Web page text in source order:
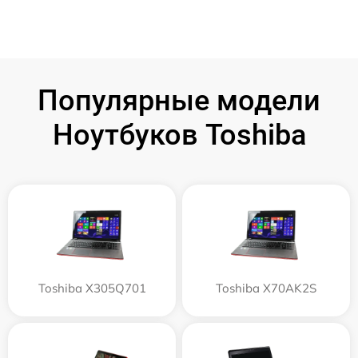
Популярные модели
Ноутбуков Toshiba
Toshiba X305Q701 Toshiba X70AK2S